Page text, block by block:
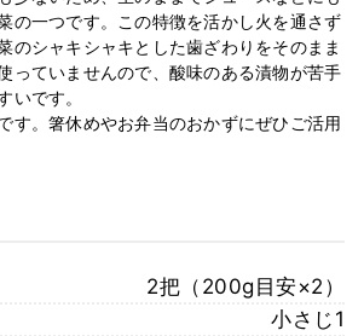
の一つです。この特徴を活かし火を通さず
のシャキシャキとした歯ざわりをそのまま
っていませんので、酸味のある漬物が苦手
いです。
す。箸休めやお弁当のおかずにぜひご活用
2把（200g目安×2）
小さじ1